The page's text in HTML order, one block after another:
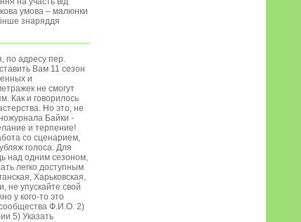
умова – малюнки
знаряддя
по адресу пер.
Вам 11 сезон
и
не смогут
Как и говорилось
Но это, не
Байки -
и терпение!
со сценарием,
голоса. Для
над одним сезоном,
легко доступным
Харьковская,
не упускайте свой
у кого-то это
Ф.И.О. 2)
5) Указать